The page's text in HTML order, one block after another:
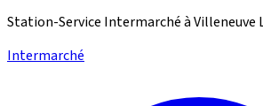
Station-Service Intermarché à Villeneuve
Intermarché